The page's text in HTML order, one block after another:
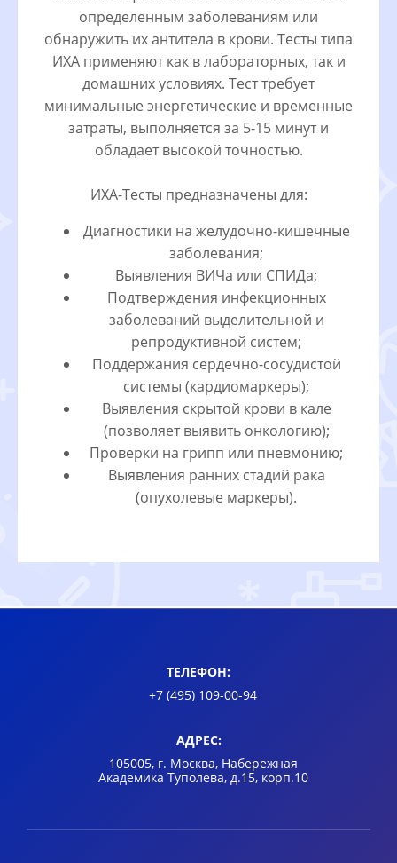
определенным заболеваниям или
обнаружить их антитела в крови. Тесты типа
ИХА применяют как в лабораторных, так и
домашних условиях. Тест требует
минимальные энергетические и временные
затраты, выполняется за 5-15 минут и
обладает высокой точностью.
ИХА-Тесты предназначены для:
Диагностики на желудочно-кишечные
заболевания;
Выявления ВИЧа или СПИДа;
Подтверждения инфекционных
заболеваний выделительной и
репродуктивной систем;
Поддержания сердечно-сосудистой
системы (кардиомаркеры);
Выявления скрытой крови в кале
(позволяет выявить онкологию);
Проверки на грипп или пневмонию;
Выявления ранних стадий рака
(опухолевые маркеры).
ТЕЛЕФОН:
+7 (495) 109-00-94
АДРЕС:
105005, г. Москва, Набережная
Академика Туполева, д.15, корп.10